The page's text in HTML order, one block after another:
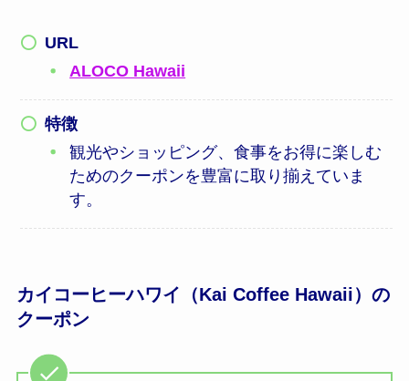
URL
ALOCO Hawaii
特徴
観光やショッピング、食事をお得に楽しむ
ためのクーポンを豊富に取り揃えていま
す。
カイコーヒーハワイ（Kai Coffee Hawaii）の
クーポン